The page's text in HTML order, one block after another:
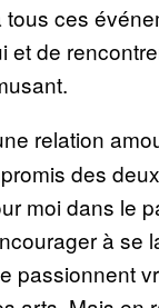
tous ces
et de
relation
des
moi dans le
à se
passionnent